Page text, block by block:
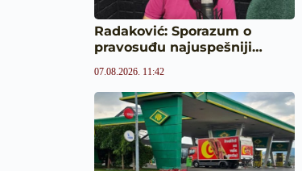
Radaković: Sporazum o
pravosuđu najuspešniji…
07.08.2026. 11:42